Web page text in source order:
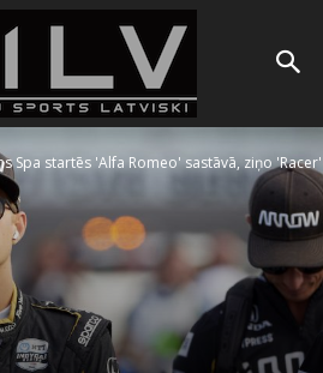
Spa startēs 'Alfa Romeo' sastāvā, ziņo 'Racer'